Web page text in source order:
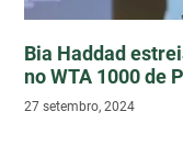
Bia Haddad
no WTA 1000 de
27 setembro, 2024